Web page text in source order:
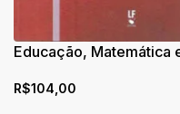
Educação, Matemática
R$104,00